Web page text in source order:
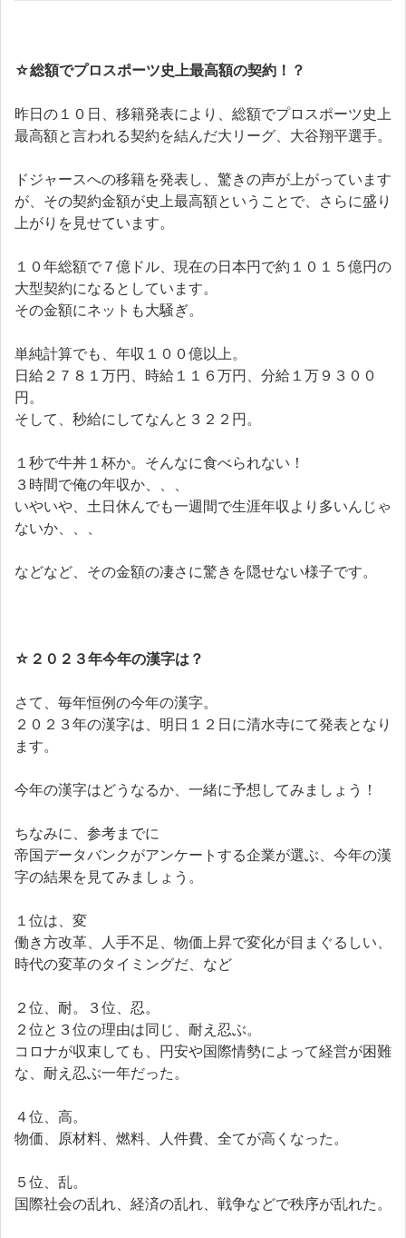
☆総額でプロスポーツ史上最高額の契約！？
昨日の１０日、移籍発表により、総額でプロスポーツ史上
最高額と言われる契約を結んだ大リーグ、大谷翔平選手。
ドジャースへの移籍を発表し、驚きの声が上がっています
が、その契約金額が史上最高額ということで、さらに盛り
上がりを見せています。
１０年総額で７億ドル、現在の日本円で約１０１５億円の
大型契約になるとしています。
その金額にネットも大騒ぎ。
単純計算でも、年収１００億以上。
日給２７８１万円、時給１１６万円、分給１万９３００
円。
そして、秒給にしてなんと３２２円。
１秒で牛丼１杯か。そんなに食べられない！
３時間で俺の年収か、、、
いやいや、土日休んでも一週間で生涯年収より多いんじゃ
ないか、、、
などなど、その金額の凄さに驚きを隠せない様子です。
☆ ２０２３年今年の漢字は？
さて、毎年恒例の今年の漢字。
２０２３年の漢字は、明日１２日に清水寺にて発表となり
ます。
今年の漢字はどうなるか、一緒に予想してみましょう！
ちなみに、参考までに
帝国データバンクがアンケートする企業が選ぶ、今年の漢
字の結果を見てみましょう。
１位は、変
働き方改革、人手不足、物価上昇で変化が目まぐるしい、
時代の変革のタイミングだ、など
２位、耐。３位、忍。
２位と３位の理由は同じ、耐え忍ぶ。
コロナが収束しても、円安や国際情勢によって経営が困難
な、耐え忍ぶ一年だった。
４位、高。
物価、原材料、燃料、人件費、全てが高くなった。
５位、乱。
国際社会の乱れ、経済の乱れ、戦争などで秩序が乱れた。